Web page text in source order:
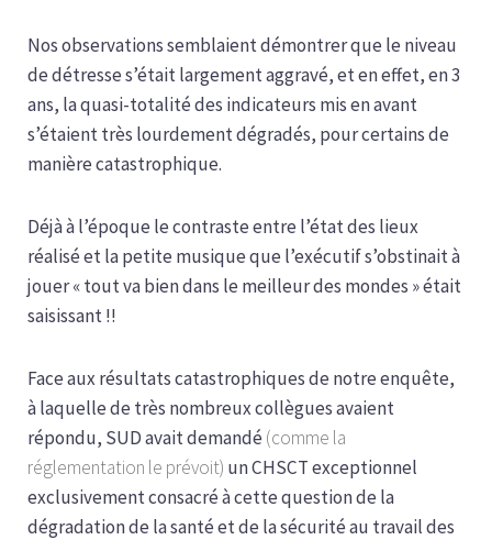
Nos observations semblaient démontrer que le niveau
de détresse s’était largement aggravé, et en effet, en 3
ans, la quasi-totalité des indicateurs mis en avant
s’étaient très lourdement dégradés, pour certains de
manière catastrophique.
Déjà à l’époque le contraste entre l’état des lieux
réalisé et la petite musique que l’exécutif s’obstinait à
jouer « tout va bien dans le meilleur des mondes » était
saisissant !!
Face aux résultats catastrophiques de notre enquête,
à laquelle de très nombreux collègues avaient
répondu, SUD avait demandé(comme la
réglementation le prévoit) un CHSCT exceptionnel
exclusivement consacré à cette question de la
dégradation de la santé et de la sécurité au travail des